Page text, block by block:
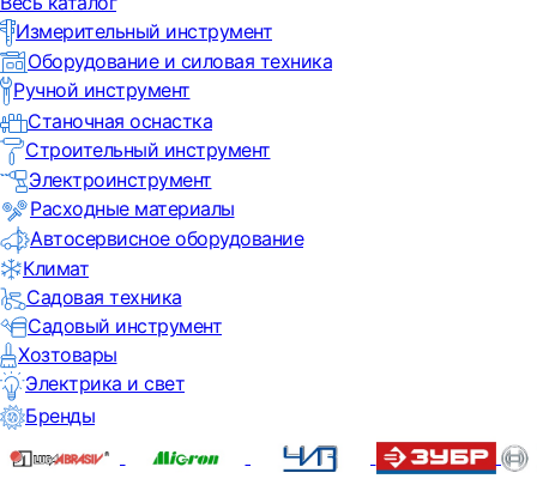
Измерительный инструмент
Оборудование и силовая техника
Ручной инструмент
Станочная оснастка
Строительный инструмент
Электроинструмент
Расходные материалы
Автосервисное оборудование
Климат
Садовая техника
Садовый инструмент
Хозтовары
Электрика и свет
Бренды